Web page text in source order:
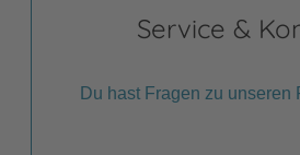
Service &
Du hast Fragen zu unseren